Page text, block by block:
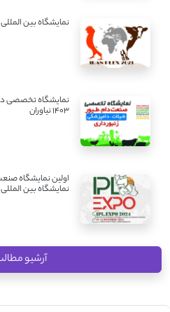
نمایشگاه بین
نمایشگاه تخصصی
1403 نیاوران
اولین نمایشگاه
نمایشگاه بین
آرشیو